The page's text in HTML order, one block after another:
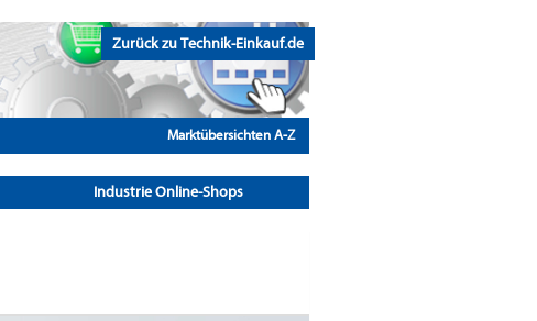
Zurück zu Technik-Einkauf.de
Marktübersichten A-Z
Industrie Online-Shops